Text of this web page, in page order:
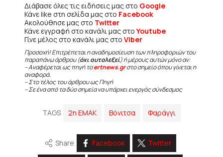
Διάβασε όλες τις ειδήσεις μας στο Google
Κάνε like στη σελίδα μας στο Facebook
Ακολούθησε μας στο Twitter
Κάνε εγγραφή στο κανάλι μας στοYoutube
Γίνε μέλος στο κανάλι μας στο Viber
Προσοχή! Επιτρέπεται η αναδημοσίευση των πληροφοριών του
παραπάνω άρθρου (όχι αυτολεξεί) ή μέρους αυτών μόνο αν:
– Αναφέρεται ως πηγή τοertnews.grστο σημείο όπου γίνεται η
αναφορά.
– Στο τέλος του άρθρου ως Πηγή
– Σε ένα από τα δύο σημεία να υπάρχει ενεργός σύνδεσμος
TAGS 2η EMAK Βόνιτσα Φαράγγι
Share Facebook Twitter